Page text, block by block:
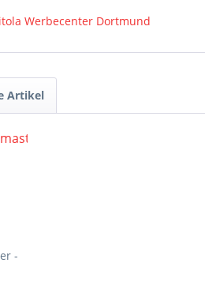
Werbecenter Dortmund
Artikel
-